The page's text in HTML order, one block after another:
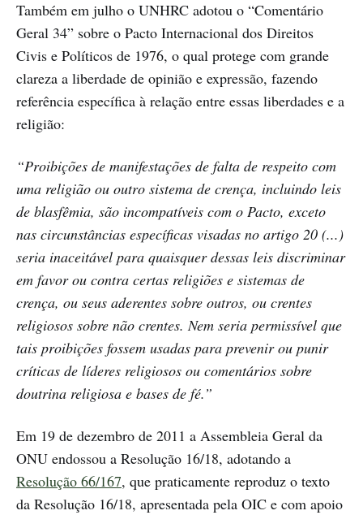
Também em julho o UNHRC adotou o “Comentário
Geral 34” sobre o Pacto Internacional dos Direitos
Civis e Políticos de 1976, o qual protege com grande
clareza a liberdade de opinião e expressão, fazendo
referência específica à relação entre essas liberdades e a
religião:
“Proibições de manifestações de falta de respeito com
uma religião ou outro sistema de crença, incluindo leis
de blasfêmia, são incompatíveis com o Pacto, exceto
nas circunstâncias específicas visadas no artigo 20 (...)
seria inaceitável para quaisquer dessas leis discriminar
em favor ou contra certas religiões e sistemas de
crença, ou seus aderentes sobre outros, ou crentes
religiosos sobre não crentes. Nem seria permissível que
tais proibições fossem usadas para prevenir ou punir
críticas de líderes religiosos ou comentários sobre
doutrina religiosa e bases de fé.”
Em 19 de dezembro de 2011 a Assembleia Geral da
ONU endossou a Resolução 16/18, adotando a
Resolução 66/167, que praticamente reproduz o texto
da Resolução 16/18, apresentada pela OIC e com apoio